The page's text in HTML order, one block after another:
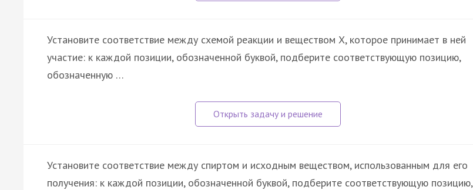
Установите соответствие между схемой реакции и веществом X, которое принимает в ней
участие: к каждой позиции, обозначенной буквой, подберите соответствующую позицию,
обозначенную …
Установите соответствие между спиртом и исходным веществом, использованным для его
получения: к каждой позиции, обозначенной буквой, подберите соответствующую позицию,